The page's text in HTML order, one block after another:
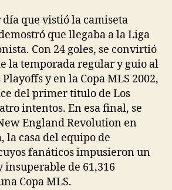
que vistió la camiseta
que llegaba a la Liga
Con 24 goles, se convirtió
la temporada regular y guio al
y en la Copa MLS 2002,
del primer titulo de Los
intentos. En esa final, se
England Revolution en
la casa del equipo de
fanáticos impusieron un
insuperable de 61,316
Copa MLS.